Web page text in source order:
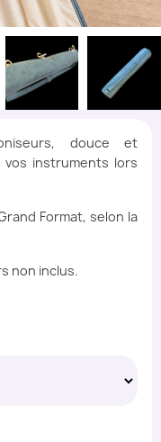
douce et
instruments lors
Format, selon la
non inclus.